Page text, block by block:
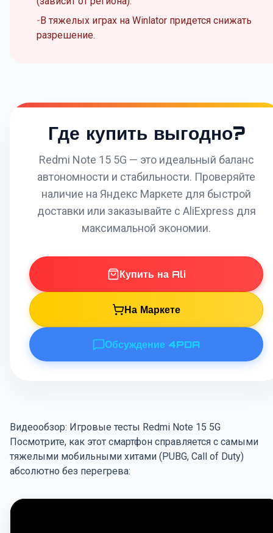
В тяжелых играх на Winlator придется снижать
разрешение.
Где купить выгодно?
Redmi Note 15 5G — это идеальный баланс
автономности и стабильности. Проверяйте
наличие на Яндекс Маркете для быстрой
доставки или заказывайте с AliExpress для
максимальной экономии.
Купить на Ali
На Маркете
Обсуждение 4PDA
Видеообзор: Игровые тесты Redmi Note 15 5G
Посмотрите, как этот смартфон справляется с самыми
тяжелыми мобильными хитами (PUBG, Call of Duty)
абсолютно без перегрева: